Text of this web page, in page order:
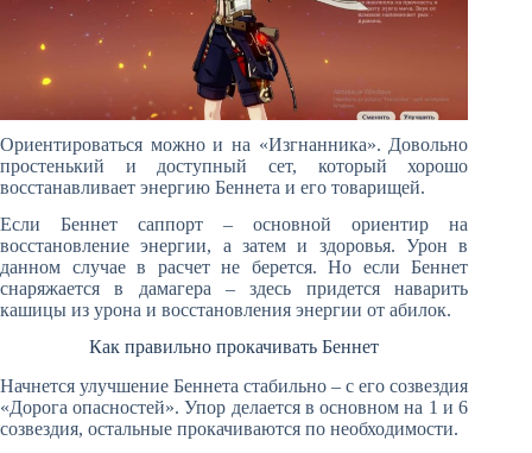
Ориентироваться можно и на «Изгнанника». Довольно
простенький и доступный сет, который хорошо
восстанавливает энергию Беннета и его товарищей.
Если Беннет саппорт – основной ориентир на
восстановление энергии, а затем и здоровья. Урон в
данном случае в расчет не берется. Но если Беннет
снаряжается в дамагера – здесь придется наварить
кашицы из урона и восстановления энергии от абилок.
Как правильно прокачивать Беннет
Начнется улучшение Беннета стабильно – с его созвездия
«Дорога опасностей». Упор делается в основном на 1 и 6
созвездия, остальные прокачиваются по необходимости.